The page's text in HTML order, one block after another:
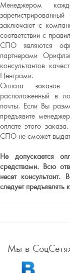
Менеджером
заключают с
соответствии с
СПО являются
партнерами
консультантов
Центрами.
Оплата заказов
расположенный в
почты. Если Вы
предъявите
оплате этого
СПО не сможет
Не допускается
средствами. Всю
несет
следует
Мы в